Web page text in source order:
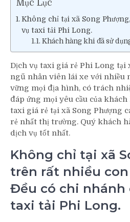
Mục Lục
Không chỉ tại xã Song
vụ taxi tải Phi Long.
Khách hàng khi đã sử
Dịch vụ taxi giá rẻ Phi Long tại
ngũ nhân viên lái xe với nhiều
vững mọi địa hình, có trách
đáp ứng mọi yêu cầu của
taxi giá rẻ tại xã Song Phượng
rẻ nhất thị trường. Quý khách
dịch vụ tốt nhất.
Không chỉ tại xã
trên rất nhiều con
Đều có chi nhánh
taxi tải Phi Long.